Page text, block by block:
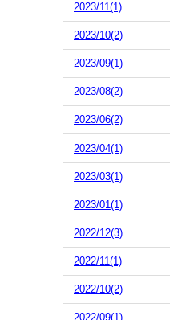
2023/11(1)
2023/10(2)
2023/09(1)
2023/08(2)
2023/06(2)
2023/04(1)
2023/03(1)
2023/01(1)
2022/12(3)
2022/11(1)
2022/10(2)
2022/09(1)